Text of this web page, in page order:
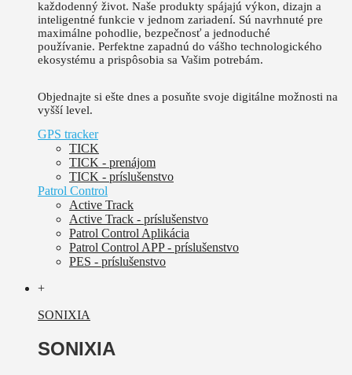
každodenný život. Naše produkty spájajú výkon, dizajn a
inteligentné funkcie v jednom zariadení. Sú navrhnuté pre
maximálne pohodlie, bezpečnosť a jednoduché
používanie. Perfektne zapadnú do vášho technologického
ekosystému a prispôsobia sa Vašim potrebám.
Objednajte si ešte dnes a posuňte svoje digitálne možnosti na
vyšší level.
GPS tracker
TICK
TICK - prenájom
TICK - príslušenstvo
Patrol Control
Active Track
Active Track - príslušenstvo
Patrol Control Aplikácia
Patrol Control APP - príslušenstvo
PES - príslušenstvo
+
SONIXIA
SONIXIA